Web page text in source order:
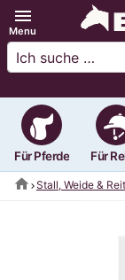
menu
Menu
Für Pferde Für
home Stall, Weide &